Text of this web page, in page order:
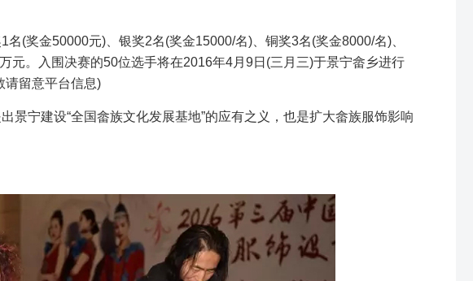
(奖金50000元)、银奖2名(奖金15000/名)、铜奖3名(奖金8000/名)、
元。入围决赛的50位选手将在2016年4月9日(三月三)于景宁畲乡进行
请留意平台信息)
景宁建设“全国畲族文化发展基地”的应有之义，也是扩大畲族服饰影响